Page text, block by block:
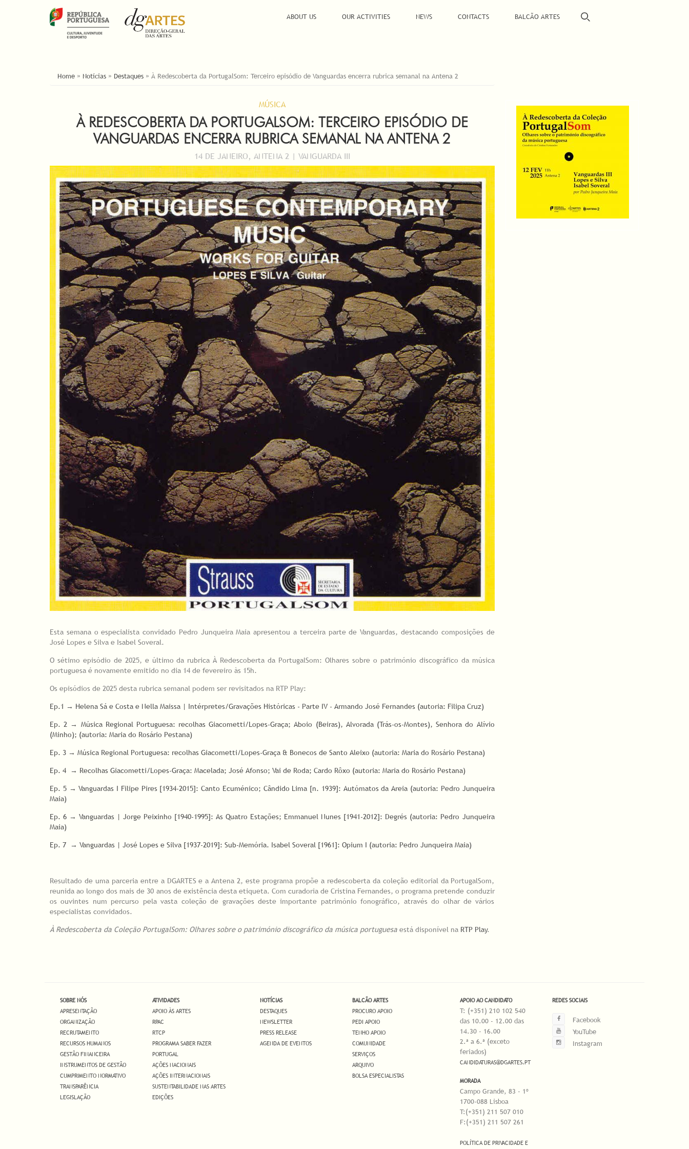
ABOUT US OUR ACTIVITIES NEWS CONTACTS BALCÃO ARTES
YOU ARE HERE
Home » Notícias » Destaques » À Redescoberta da PortugalSom: Terceiro episódio de Vanguardas encerra rubrica semanal na Antena 2
MÚSICA
À REDESCOBERTA DA PORTUGALSOM: TERCEIRO EPISÓDIO DE
VANGUARDAS ENCERRA RUBRICA SEMANAL NA ANTENA 2
14 DE JANEIRO, ANTENA 2 | VANGUARDA III
Esta semana o especialista convidado Pedro Junqueira Maia apresentou a terceira parte de Vanguardas, destacando composições de
José Lopes e Silva e Isabel Soveral.
O sétimo episódio de 2025, e último da rubrica À Redescoberta da PortugalSom: Olhares sobre o património discográfico da música
portuguesa é novamente emitido no dia 14 de fevereiro às 15h.
Os episódios de 2025 desta rubrica semanal podem ser revisitados na RTP Play:
Ep.1 → Helena Sá e Costa e Nella Maissa | Intérpretes/Gravações Históricas - Parte IV - Armando José Fernandes (autoria: Filipa Cruz)
Ep. 2 → Música Regional Portuguesa: recolhas Giacometti/Lopes-Graça; Aboio (Beiras), Alvorada (Trás-os-Montes), Senhora do Alívio
(Minho); (autoria: Maria do Rosário Pestana)
Ep. 3 → Música Regional Portuguesa: recolhas Giacometti/Lopes-Graça & Bonecos de Santo Aleixo (autoria: Maria do Rosário Pestana)
Ep. 4 → Recolhas Giacometti/Lopes-Graça: Macelada; José Afonso; Vai de Roda; Cardo Rôxo (autoria: Maria do Rosário Pestana)
Ep. 5 → Vanguardas I Filipe Pires [1934-2015]: Canto Ecuménico; Cândido Lima [n. 1939]: Autómatos da Areia (autoria: Pedro Junqueira
Maia)
Ep. 6 → Vanguardas | Jorge Peixinho [1940-1995]: As Quatro Estações; Emmanuel Nunes [1941-2012]: Degrés (autoria: Pedro Junqueira
Maia)
Ep. 7 → Vanguardas | José Lopes e Silva [1937-2019]: Sub-Memória. Isabel Soveral [1961]: Opium I (autoria: Pedro Junqueira Maia)
Resultado de uma parceria entre a DGARTES e a Antena 2, este programa propõe a redescoberta da coleção editorial da PortugalSom,
reunida ao longo dos mais de 30 anos de existência desta etiqueta. Com curadoria de Cristina Fernandes, o programa pretende conduzir
os ouvintes num percurso pela vasta coleção de gravações deste importante património fonográfico, através do olhar de vários
especialistas convidados.
À Redescoberta da Coleção PortugalSom: Olhares sobre o património discográfico da música portuguesa está disponível na RTP Play.
SOBRE NÓS
APRESENTAÇÃO
ORGANIZAÇÃO
RECRUTAMENTO
RECURSOS HUMANOS
GESTÃO FINANCEIRA
INSTRUMENTOS DE GESTÃO
CUMPRIMENTO NORMATIVO
TRANSPARÊNCIA
LEGISLAÇÃO
ATIVIDADES
APOIO ÀS ARTES
RPAC
RTCP
PROGRAMA SABER FAZER
PORTUGAL
AÇÕES NACIONAIS
AÇÕES INTERNACIONAIS
SUSTENTABILIDADE NAS ARTES
EDIÇÕES
NOTÍCIAS
DESTAQUES
NEWSLETTER
PRESS RELEASE
AGENDA DE EVENTOS
BALCÃO ARTES
PROCURO APOIO
PEDI APOIO
TENHO APOIO
COMUNIDADE
SERVIÇOS
ARQUIVO
BOLSA ESPECIALISTAS
APOIO AO CANDIDATO
T: (+351) 210 102 540
das 10.00 - 12.00 das
14.30 - 16.00
2.ª a 6.ª (exceto
feriados)
CANDIDATURAS@DGARTES.PT
MORADA
Campo Grande, 83 - 1º
1700-088 Lisboa
T:(+351) 211 507 010
F:(+351) 211 507 261
POLÍTICA DE PRIVACIDADE E
REDES SOCIAIS
Facebook
YouTube
Instagram